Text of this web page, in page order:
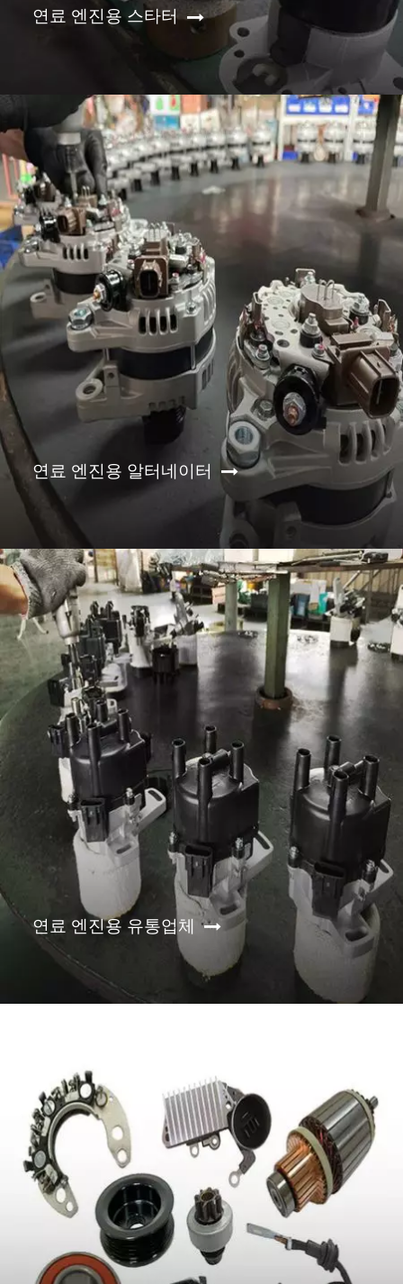
연료 엔진용 스타터
연료 엔진용 알터네이터
연료 엔진용 유통업체